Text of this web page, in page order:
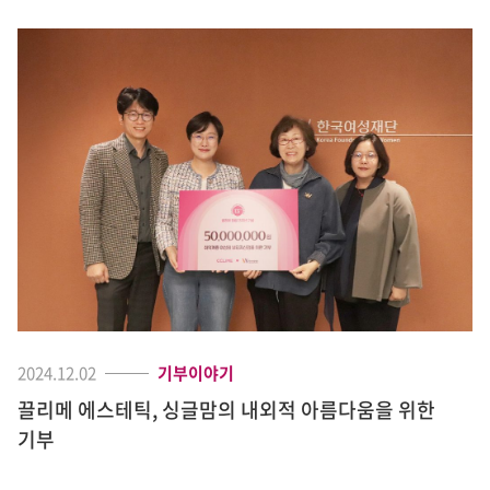
2024.12.02 기부이야기
끌리메 에스테틱, 싱글맘의 내외적 아름다움을 위한
기부